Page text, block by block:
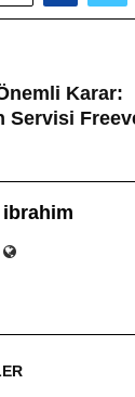
Karar:
Servisi
ibrahim